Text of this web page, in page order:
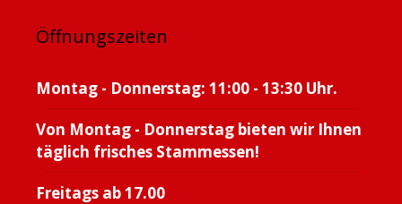
Öffnungszeiten
Montag - Donnerstag: 11:00 - 13:30 Uhr.
Von Montag - Donnerstag bieten wir Ihnen
täglich frisches Stammessen!
Freitags ab 17.00